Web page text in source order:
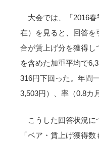
大会では、「2016
在）を見ると、回答を
合が賃上げ分を獲得し
を含めた加重平均で
316円下回った。年間
3,503円）、率（0.8カ
こうした回答状況
「ベア・賃上げ獲得